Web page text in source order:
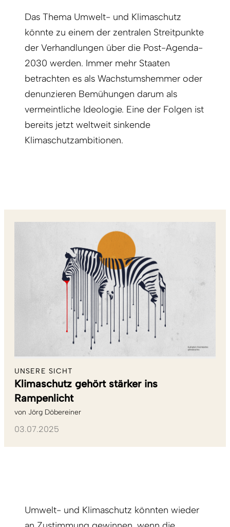
Das Thema Umwelt- und Klimaschutz
könnte zu einem der zentralen Streitpunkte
der Verhandlungen über die Post-Agenda-
2030 werden. Immer mehr Staaten
betrachten es als Wachstumshemmer oder
denunzieren Bemühungen darum als
vermeintliche Ideologie. Eine der Folgen ist
bereits jetzt weltweit sinkende
Klimaschutzambitionen.
UNSERE SICHT
Klimaschutz gehört stärker ins
Rampenlicht
von Jörg Döbereiner
03.07.2025
Umwelt- und Klimaschutz könnten wieder